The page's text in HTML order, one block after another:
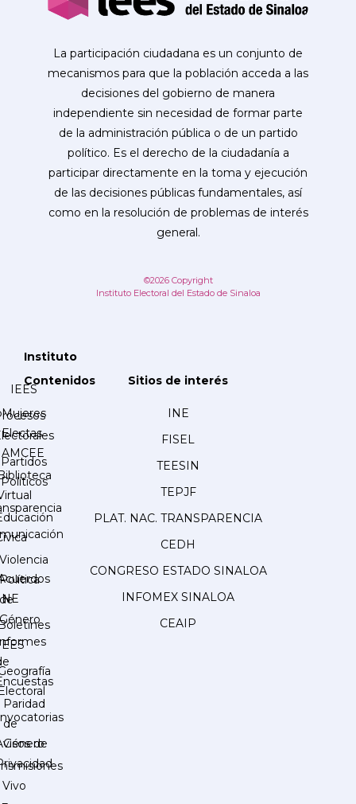
La participación ciudadana es un conjunto de
mecanismos para que la población acceda a las
decisiones del gobierno de manera
independiente sin necesidad de formar parte
de la administración pública o de un partido
político. Es el derecho de la ciudadanía a
participar directamente en la toma y ejecución
de las decisiones públicas fundamentales, así
como en la resolución de problemas de interés
general.
©2026 Copyright
Instituto Electoral del Estado de Sinaloa
Instituto
IEES
Partidos
Políticos
de
Contenidos
Mujeres
Electas
AMCEE
Violencia
Política
de
Género
Paridad
de
Género
Sitios de interés
INE
FISEL
TEESIN
TEPJF
PLAT. NAC. TRANSPARENCIA
CEDH
CONGRESO ESTADO SINALOA
INFOMEX SINALOA
CEAIP